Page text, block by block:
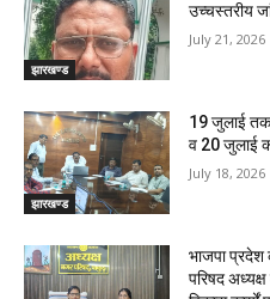
झारखण्ड
उच्चस्तरीय
July 21, 2026
झारखण्ड
19 जुलाई तक
व 20 जुलाई
July 18, 2026
भाजपा प्रदेश
परिषद